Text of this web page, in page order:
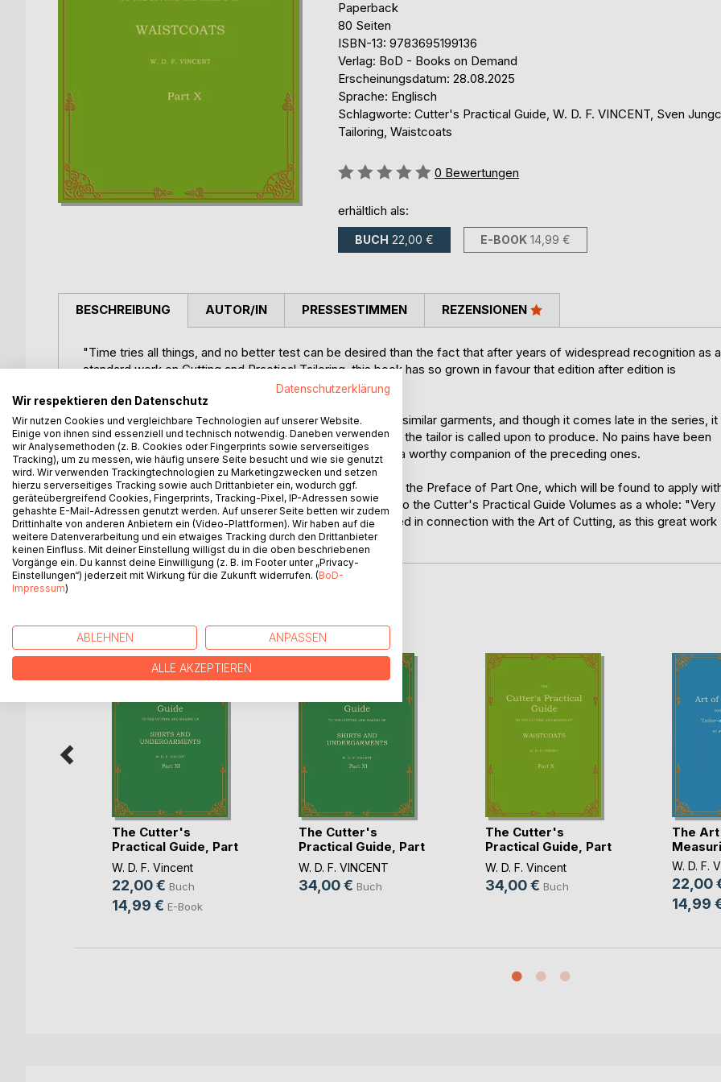
Paperback
80 Seiten
ISBN-13: 9783695199136
Verlag: BoD - Books on Demand
Erscheinungsdatum: 28.08.2025
Sprache: Englisch
Schlagworte: Cutter's Practical Guide, W. D. F. VINCENT, Sven
Tailoring, Waistcoats
Bewertung::
0 Bewertungen
erhältlich als:
BUCH 22,00 € E-BOOK 14,99 €
BESCHREIBUNG
"Time tries all things, and no better test can be desired than the fact that after years of widespread recognition as a
standard work on Cutting and Practical Tailoring, this book has so grown in favour that edition after edition is
This, the tenth part, deals with all kinds of Waistcoats and similar garments, and though it comes late in the series, it
is not by any means the least important class of garments the tailor is called upon to produce. No pains have been
spared either by author, artist, or printer to make this part a worthy companion of the preceding ones.
In conclusion, we can justly make a further quotation from the Preface of Part One, which will be found to apply
equal force both to the individual part now before us and to the Cutter's Practical Guide Volumes as a whole: "Very
rarely, if ever has a work so comprehensive been published in connection with the Art of Cutting, as this great work
by Mr. W D. F. Vincent.
AUTOR/IN PRESSESTIMMEN REZENSIONEN
The Cutter's
Practical Guide, Part
11
W. D. F. Vincent
22,00 € Buch
14,99 € E-Book
The Cutter's
Practical Guide, Part
11
W. D. F. VINCENT
34,00 € Buch
The Cutter's
Practical Guide, Part
10
W. D. F. Vincent
34,00 € Buch
The
W. D. F.
22,00
14,99
Datenschutzerklärung
Wir respektieren den Datenschutz
Wir nutzen Cookies und vergleichbare Technologien auf unserer Website.
Einige von ihnen sind essenziell und technisch notwendig. Daneben verwenden
wir Analysemethoden (z. B. Cookies oder Fingerprints sowie serverseitiges
Tracking), um zu messen, wie häufig unsere Seite besucht und wie sie genutzt
wird. Wir verwenden Trackingtechnologien zu Marketingzwecken und setzen
hierzu serverseitiges Tracking sowie auch Drittanbieter ein, wodurch ggf.
geräteübergreifend Cookies, Fingerprints, Tracking-Pixel, IP-Adressen sowie
gehashte E-Mail-Adressen genutzt werden. Auf unserer Seite betten wir zudem
Drittinhalte von anderen Anbietern ein (Video-Plattformen). Wir haben auf die
weitere Datenverarbeitung und ein etwaiges Tracking durch den Drittanbieter
keinen Einfluss. Mit deiner Einstellung willigst du in die oben beschriebenen
Vorgänge ein. Du kannst deine Einwilligung (z. B. im Footer unter „Privacy-
Einstellungen“) jederzeit mit Wirkung für die Zukunft widerrufen. (BoD-
Impressum)
ABLEHNEN ANPASSEN
ALLE AKZEPTIEREN